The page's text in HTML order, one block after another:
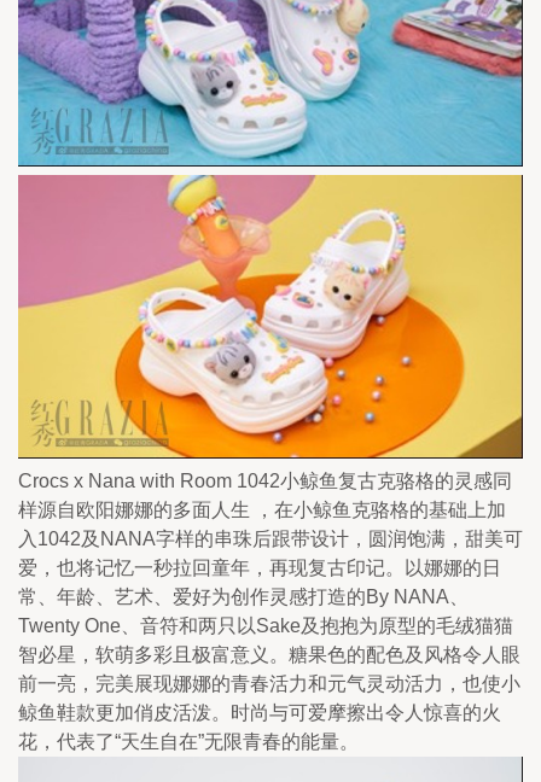
Crocs x Nana with Room 1042小鲸鱼复古克骆格的灵感同
样源自欧阳娜娜的多面人生 ，在小鲸鱼克骆格的基础上加
入1042及NANA字样的串珠后跟带设计，圆润饱满，甜美可
爱，也将记忆一秒拉回童年，再现复古印记。以娜娜的日
常、年龄、艺术、爱好为创作灵感打造的By NANA、
Twenty One、音符和两只以Sake及抱抱为原型的毛绒猫猫
智必星，软萌多彩且极富意义。糖果色的配色及风格令人眼
前一亮，完美展现娜娜的青春活力和元气灵动活力，也使小
鲸鱼鞋款更加俏皮活泼。时尚与可爱摩擦出令人惊喜的火
花，代表了“天生自在”无限青春的能量。